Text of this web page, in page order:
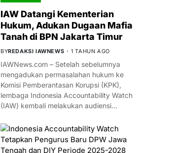
IAW Datangi Kementerian
Hukum, Adukan Dugaan Mafia
Tanah di BPN Jakarta Timur
BYREDAKSI IAWNEWS 1 TAHUN AGO
IAWNews.com – Setelah sebelumnya
mengadukan permasalahan hukum ke
Komisi Pemberantasan Korupsi (KPK),
lembaga Indonesia Accountability Watch
(IAW) kembali melakukan audiensi…